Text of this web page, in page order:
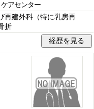
ケアセンター
再建外科（特に乳房再
折